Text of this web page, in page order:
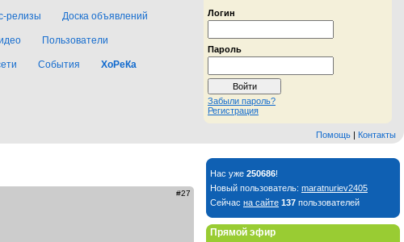
Логин
Пароль
Забыли пароль?
Регистрация
релизы Доска объявлений
Пользователи
События ХоРеКа
Помощь | Контакты
#27
Нас уже 250686!
Новый пользователь: maratnuriev2405
Сейчас на сайте 137 пользователей
Прямой эфир